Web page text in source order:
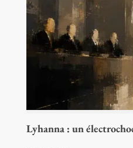
Lyhanna : un